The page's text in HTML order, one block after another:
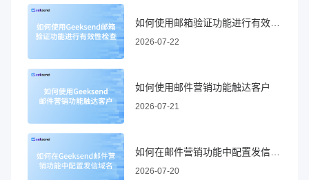
2026-07-22
如何使用邮件营销功能触达客户
2026-07-21
2026-07-20